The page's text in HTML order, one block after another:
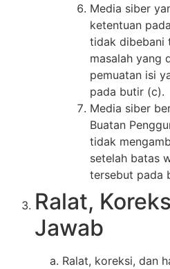
Media siber
ketentuan
tidak dibebani
masalah yang
pemuatan isi
pada butir (c).
Media siber
Buatan
tidak
setelah batas
tersebut pada
Ralat,
Jawab
Ralat, koreksi, dan